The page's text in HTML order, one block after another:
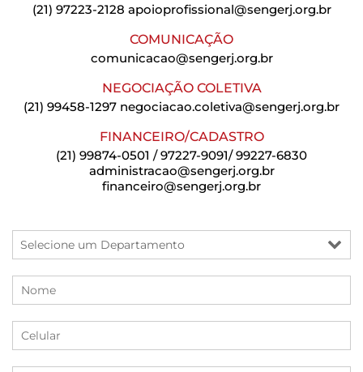
(21) 97223-2128 apoioprofissional@sengerj.org.br
COMUNICAÇÃO
comunicacao@sengerj.org.br
NEGOCIAÇÃO COLETIVA
(21) 99458-1297 negociacao.coletiva@sengerj.org.br
FINANCEIRO/CADASTRO
(21) 99874-0501 / 97227-9091/ 99227-6830
administracao@sengerj.org.br
financeiro@sengerj.org.br